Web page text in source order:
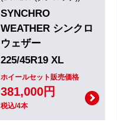
SYNCHRO
WEATHER シンクロ
ウェザー
225/45R19 XL
ホイールセット販売価格
381,000円
税込/4本